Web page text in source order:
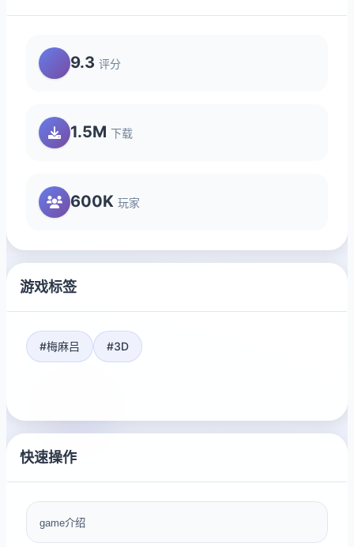
9.3 评分
1.5M 下载
600K 玩家
游戏标签
#梅麻吕 #3D
快速操作
game介绍